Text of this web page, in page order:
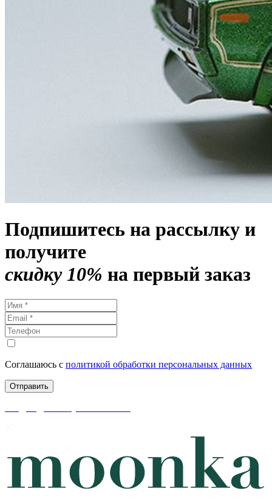
Подпишитесь на рассылку и
получите
скидку 10% на первый заказ
Соглашаюсь с политикой обработки персональных данных